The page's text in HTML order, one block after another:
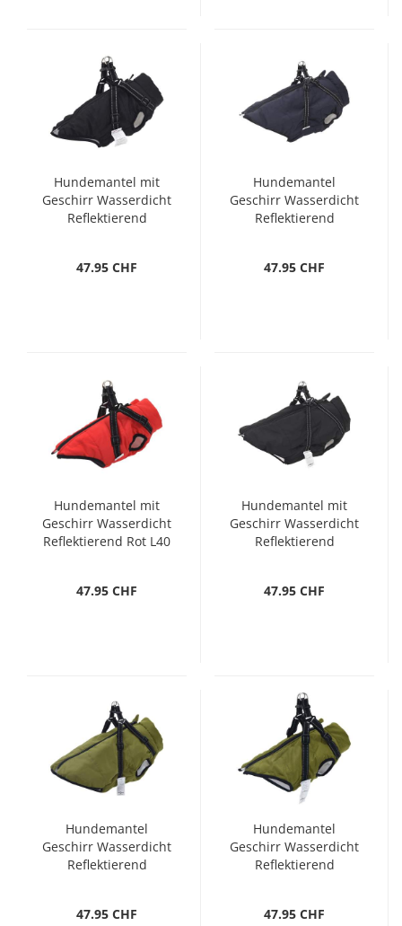
Hundemantel mit
Geschirr Wasserdicht
Reflektierend
47.95 CHF
Hundemantel
Geschirr Wasserdicht
Reflektierend
47.95 CHF
Hundemantel mit
Geschirr Wasserdicht
Reflektierend Rot L40
47.95 CHF
Hundemantel mit
Geschirr Wasserdicht
Reflektierend
47.95 CHF
Hundemantel
Geschirr Wasserdicht
Reflektierend
47.95 CHF
Hundemantel
Geschirr Wasserdicht
Reflektierend
47.95 CHF